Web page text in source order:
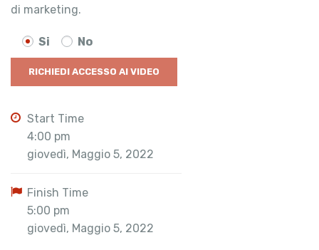
di marketing.
Si No
Start Time
4:00 pm
giovedì, Maggio 5, 2022
Finish Time
5:00 pm
giovedì, Maggio 5, 2022